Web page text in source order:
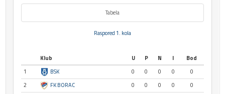
Tabela
Raspored 1. kola
Klub U P N I
Bod
1
BSK 0 0 0 0
0
2
FK BORAC 0 0 0 0
0